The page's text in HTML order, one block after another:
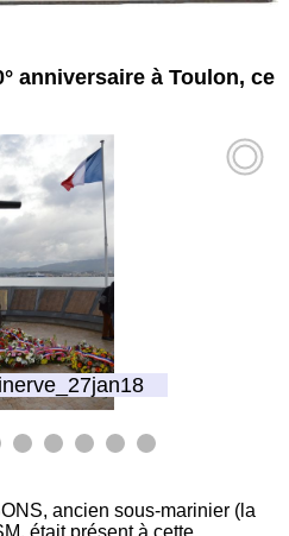
anniversaire à Toulon, ce
ancien sous-marinier (la
était présent à cette